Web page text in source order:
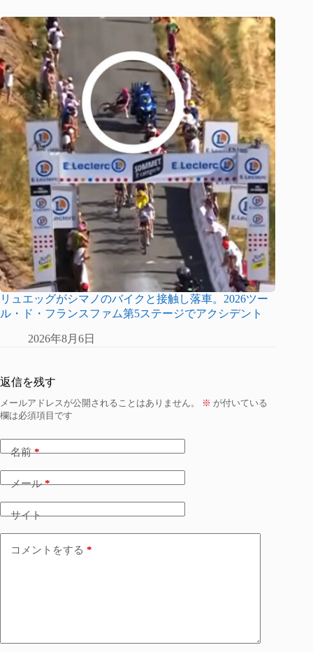
リュエッグがシマノのバイクと接触し落車。2026ツー
ル・ド・フランスファム第5ステージでアクシデント
2026年8月6日
返信を残す
メールアドレスが公開されることはありません。 ※ が付いている
欄は必須項目です
名前*
メール*
サイト
コメントをする *